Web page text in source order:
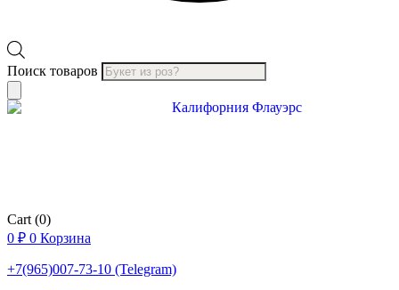
Поиск товаров
Cart (0)
0 ₽ 0 Корзина
+7(965)007-73-10 (Telegram)